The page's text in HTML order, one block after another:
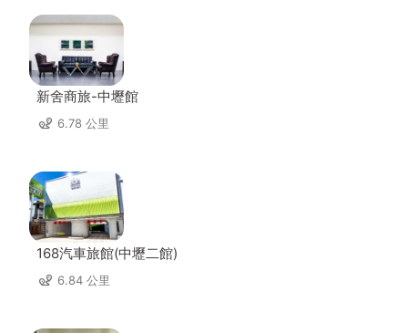
新舍商旅-中壢館
6.78 公里
168汽車旅館(中壢二館)
6.84 公里